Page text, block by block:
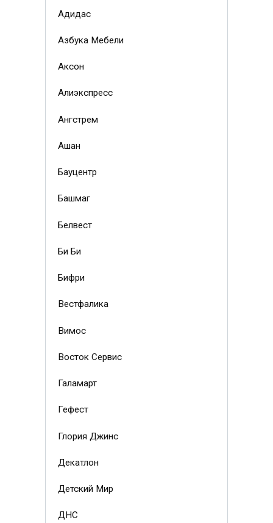
Адидас
Азбука Мебели
Аксон
Алиэкспресс
Ангстрем
Ашан
Бауцентр
Башмаг
Белвест
Би Би
Бифри
Вестфалика
Вимос
Восток Сервис
Галамарт
Гефест
Глория Джинс
Декатлон
Детский Мир
ДНС